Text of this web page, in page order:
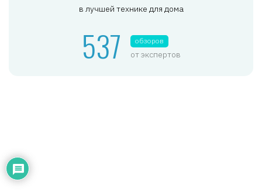
в лучшей технике для дома
537 обзоров
от экспертов